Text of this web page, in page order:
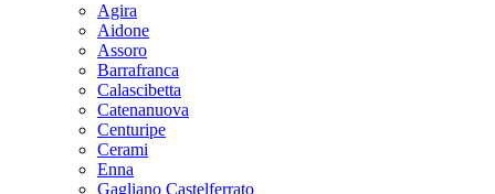
Agira
Aidone
Assoro
Barrafranca
Calascibetta
Catenanuova
Centuripe
Cerami
Enna
Gagliano Castelferrato